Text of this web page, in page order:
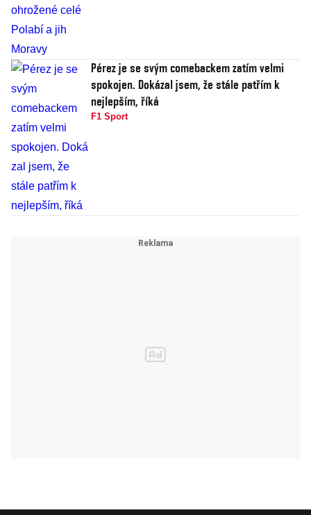
Pérez je se svým comebackem zatím velmi
spokojen. Dokázal jsem, že stále patřím k
nejlepším, říká
F1 Sport